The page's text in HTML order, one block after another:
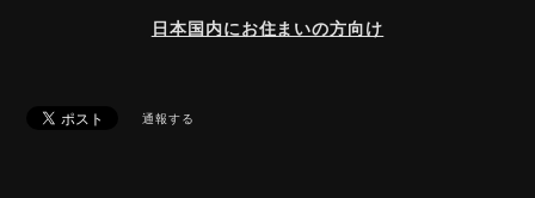
日本国内にお住まいの方向け
通報する